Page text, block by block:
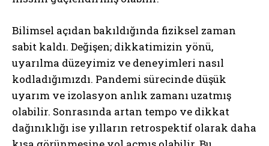
Bilimsel açıdan bakıldığında fiziksel zaman
sabit kaldı. Değişen; dikkatimizin yönü,
uyarılma düzeyimiz ve deneyimleri nasıl
kodladığımızdı. Pandemi sürecinde düşük
uyarım ve izolasyon anlık zamanı uzatmış
olabilir. Sonrasında artan tempo ve dikkat
dağınıklığı ise yılların retrospektif olarak daha